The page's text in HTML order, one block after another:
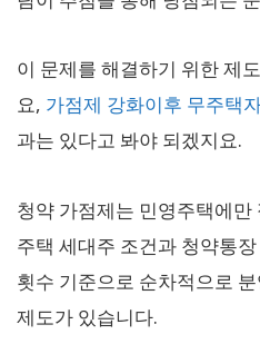
이 문제를 해결하기 위한 제
요, 가점제 강화이후 무주택
과는 있다고 봐야 되겠지요.
청약 가점제는 민영주택에
주택 세대주 조건과 청약통
횟수 기준으로 순차적으로
제도가 있습니다.